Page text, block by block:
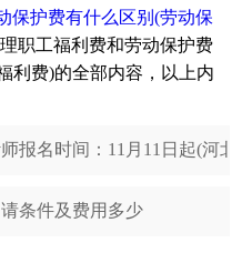
保护费有什么区别(劳动保
职工福利费和劳动保护费
利费)的全部内容，以上内
报名时间：11月11日起(河北
条件及费用多少